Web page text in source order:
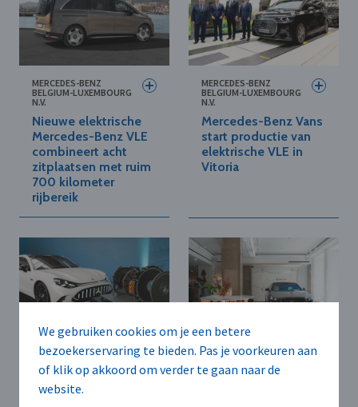
We gebruiken cookies om je een betere
bezoekerservaring te bieden. Pas je voorkeuren aan
of klik op akkoord om verder te gaan naar de
website.
MERCEDES-BENZ
BELGIUM-LUXEMBOURG
N.V.
Nieuwe elektrische
Mercedes-Benz VLE
combineert acht
zitplaatsen met ruim
700 kilometer
rijbereik
MERCEDES-BENZ
BELGIUM-LUXEMBOURG
N.V.
Mercedes-Benz Vans
start productie van
elektrische VLE in
Vitoria
BELGIUM-LUXEMBOURG
Mercedes-Benz start
MERCEDES-BENZ
BELGIUM-LUXEMBOURG
N.V.